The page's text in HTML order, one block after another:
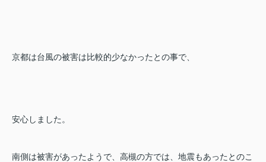
京都は台風の被害は比較的少なかったとの事で、
安心しました。
南側は被害があったようで、高槻の方では、地震もあったとのこ